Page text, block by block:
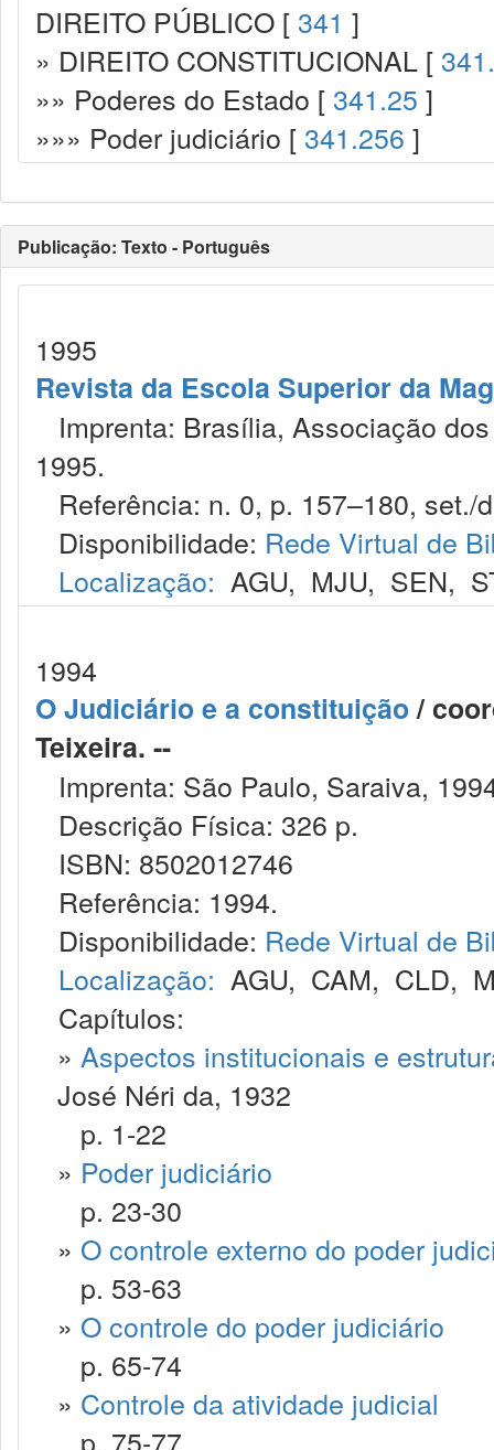
DIREITO PÚBLICO [ 341 ]
» DIREITO CONSTITUCIONAL [
»» Poderes do Estado [ 341.25 ]
»»» Poder judiciário [ 341.256 ]
Publicação: Texto - Português
1995
Revista da Escola Superior da
Imprenta: Brasília, Associação
1995.
Referência: n. 0, p. 157–180, set./
Disponibilidade: Rede Virtual de
Localização: AGU, MJU, SEN,
1994
O Judiciário e a constituição/
Teixeira. --
Imprenta: São Paulo, Saraiva,
Descrição Física: 326 p.
ISBN: 8502012746
Referência: 1994.
Disponibilidade: Rede Virtual de
Localização: AGU, CAM, CLD,
Capítulos:
» Aspectos institucionais e
José Néri da, 1932
p. 1-22
» Poder judiciário
p. 23-30
» O controle externo do poder
p. 53-63
» O controle do poder judiciário
p. 65-74
» Controle da atividade judicial
p. 75-77